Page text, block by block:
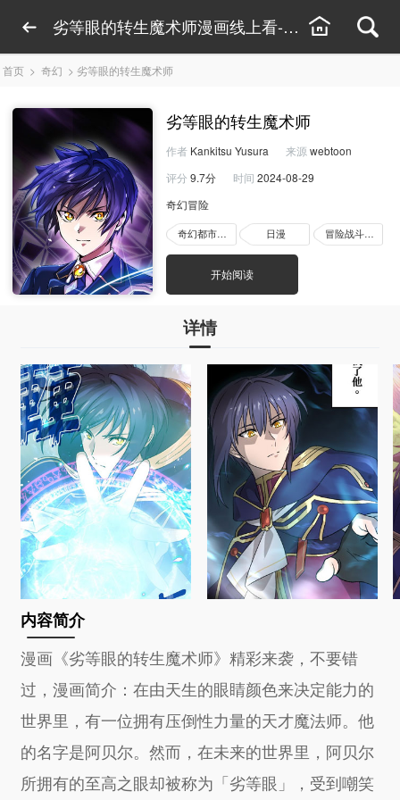
劣等眼的转生魔术师漫画线上看-劣等眼的转生
首页 > 奇幻 > 劣等眼的转生魔术师
劣等眼的转生魔术师
作者 Kankitsu Yusura 来源 webtoon
评分 9.7分 时间 2024-08-29
奇幻冒险
奇幻都市漫画 日漫 冒险战斗漫画
开始阅读
详情
内容简介
漫画《劣等眼的转生魔术师》精彩来袭，不要错
过，漫画简介：在由天生的眼睛颜色来决定能力的
世界里，有一位拥有压倒性力量的天才魔法师。他
的名字是阿贝尔。然而，在未来的世界里，阿贝尔
所拥有的至高之眼却被称为「劣等眼」，受到嘲笑